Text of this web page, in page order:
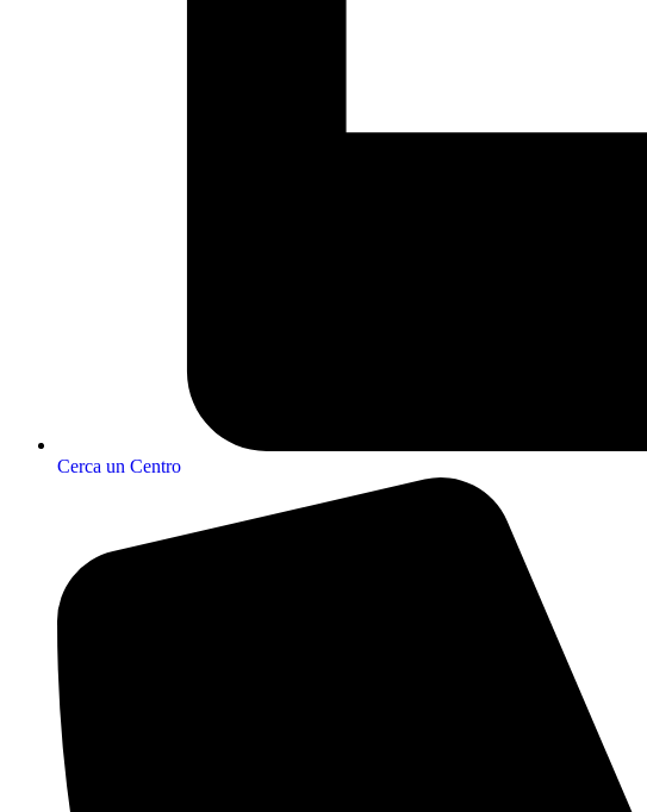
Cerca un Centro